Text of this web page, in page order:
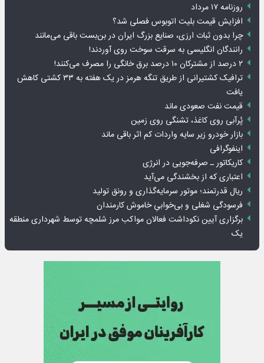
روزنامه ۱۷ مرداد
افزایش قیمت بلیت اتوبوس فصلی شد؟
چرا بدون ثبات ارزی، صنایع بزرگ ایران در بن‌بست باقی می‌مانند
رانندگان انگلیسی به سرقت سوخت روی آوردند!
۲ درصد از مشترکان ۱۰ درصد برق خانگی را مصرف می‌کنند!
ترافیک کشتیرانی از طریق تنگه هرمز در یک هفته به ۳۳ کشتی کاهش
یافت
قیمت نفت صعودی ماند
پُرآبی روی کاغذ، تشنگی روی زمین
بازار خودرو زیر سایه واردات کم اثر باقی ماند
اینفوگرافی
کاریکاتور ـ صرفه‌جویی در انرژی
اعتباری که از بخشندگی می‌آید
ریال قدرتمند؛ موتور سرمایه‌گذاری و رونق تولید
فرسودگی شغلی و بی‌خوابیِ خاموش کارمندان
برگزاری آیین نکوداشت فعالان مواکب مرز شلمچه توسط شهرداری منطقه
یک